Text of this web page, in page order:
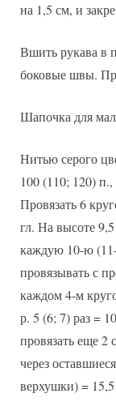
на 1,5 см, и
Вшить рукава в
боковые швы.
Шапочка для
Нитью серого
100 (110; 120)
Провязать 6
гл. На высоте
каждую 10-ю
провязывать с
каждом 4-м
р. 5 (6; 7) раз =
провязать еще 2
через
верхушки) =